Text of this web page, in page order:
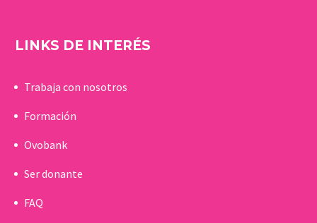
LINKS DE INTERÉS
Trabaja con nosotros
Formación
Ovobank
Ser donante
FAQ